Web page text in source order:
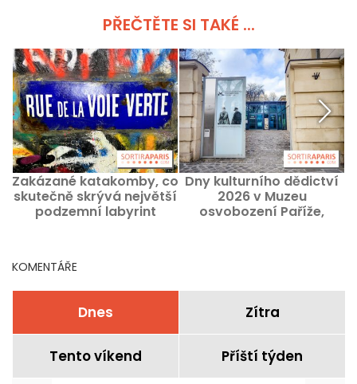
PŘEČTĚTE SI TAKÉ ...
Zakázané katakomby, co
skutečně skrývá největší
podzemní labyrint
Dny kulturního dědictví
2026 v Muzeu
osvobození Paříže,
KOMENTÁŘE
Dnes Zítra
Tento víkend Příští týden